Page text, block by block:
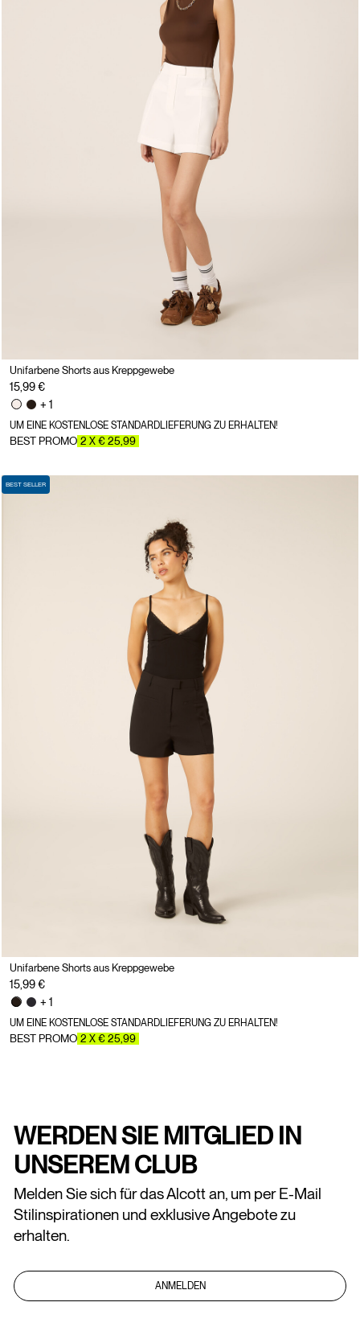
Unifarbene Shorts aus Kreppgewebe
15,99 €
+ 1
UM EINE KOSTENLOSE STANDARDLIEFERUNG ZU ERHALTEN!
BEST PROMO 2 X € 25,99
BEST SELLER
Unifarbene Shorts aus Kreppgewebe
15,99 €
+ 1
UM EINE KOSTENLOSE STANDARDLIEFERUNG ZU ERHALTEN!
BEST PROMO 2 X € 25,99
WERDEN SIE MITGLIED IN
UNSEREM CLUB
Melden Sie sich für das Alcott an, um per E-Mail
Stilinspirationen und exklusive Angebote zu
erhalten.
ANMELDEN